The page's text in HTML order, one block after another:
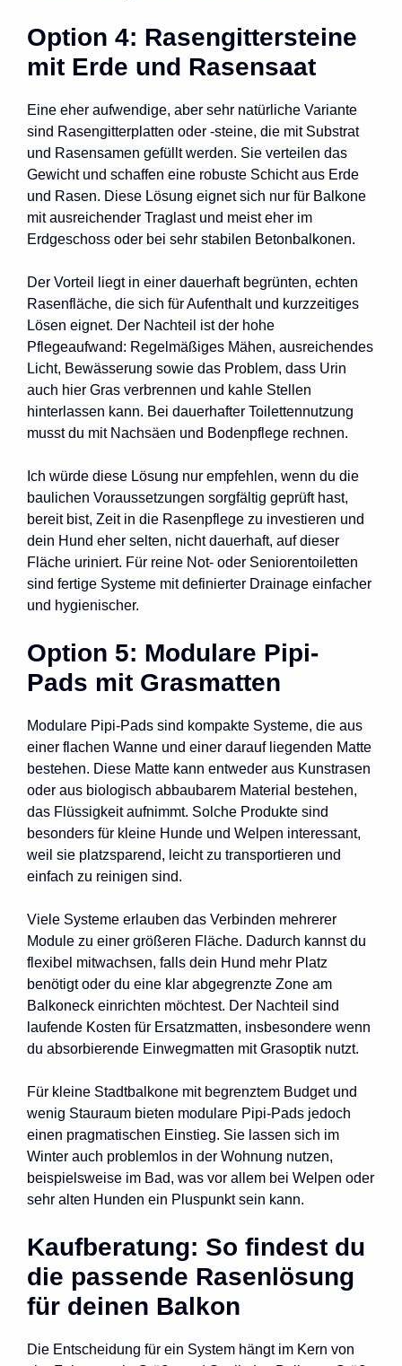
Option 4: Rasengittersteine
mit Erde und Rasensaat
Eine eher aufwendige, aber sehr natürliche Variante
sind Rasengitterplatten oder -steine, die mit Substrat
und Rasensamen gefüllt werden. Sie verteilen das
Gewicht und schaffen eine robuste Schicht aus Erde
und Rasen. Diese Lösung eignet sich nur für Balkone
mit ausreichender Traglast und meist eher im
Erdgeschoss oder bei sehr stabilen Betonbalkonen.
Der Vorteil liegt in einer dauerhaft begrünten, echten
Rasenfläche, die sich für Aufenthalt und kurzzeitiges
Lösen eignet. Der Nachteil ist der hohe
Pflegeaufwand: Regelmäßiges Mähen, ausreichendes
Licht, Bewässerung sowie das Problem, dass Urin
auch hier Gras verbrennen und kahle Stellen
hinterlassen kann. Bei dauerhafter Toilettennutzung
musst du mit Nachsäen und Bodenpflege rechnen.
Ich würde diese Lösung nur empfehlen, wenn du die
baulichen Voraussetzungen sorgfältig geprüft hast,
bereit bist, Zeit in die Rasenpflege zu investieren und
dein Hund eher selten, nicht dauerhaft, auf dieser
Fläche uriniert. Für reine Not- oder Seniorentoiletten
sind fertige Systeme mit definierter Drainage einfacher
und hygienischer.
Option 5: Modulare Pipi-
Pads mit Grasmatten
Modulare Pipi-Pads sind kompakte Systeme, die aus
einer flachen Wanne und einer darauf liegenden Matte
bestehen. Diese Matte kann entweder aus Kunstrasen
oder aus biologisch abbaubarem Material bestehen,
das Flüssigkeit aufnimmt. Solche Produkte sind
besonders für kleine Hunde und Welpen interessant,
weil sie platzsparend, leicht zu transportieren und
einfach zu reinigen sind.
Viele Systeme erlauben das Verbinden mehrerer
Module zu einer größeren Fläche. Dadurch kannst du
flexibel mitwachsen, falls dein Hund mehr Platz
benötigt oder du eine klar abgegrenzte Zone am
Balkoneck einrichten möchtest. Der Nachteil sind
laufende Kosten für Ersatzmatten, insbesondere wenn
du absorbierende Einwegmatten mit Grasoptik nutzt.
Für kleine Stadtbalkone mit begrenztem Budget und
wenig Stauraum bieten modulare Pipi-Pads jedoch
einen pragmatischen Einstieg. Sie lassen sich im
Winter auch problemlos in der Wohnung nutzen,
beispielsweise im Bad, was vor allem bei Welpen oder
sehr alten Hunden ein Pluspunkt sein kann.
Kaufberatung: So findest du
die passende Rasenlösung
für deinen Balkon
Die Entscheidung für ein System hängt im Kern von